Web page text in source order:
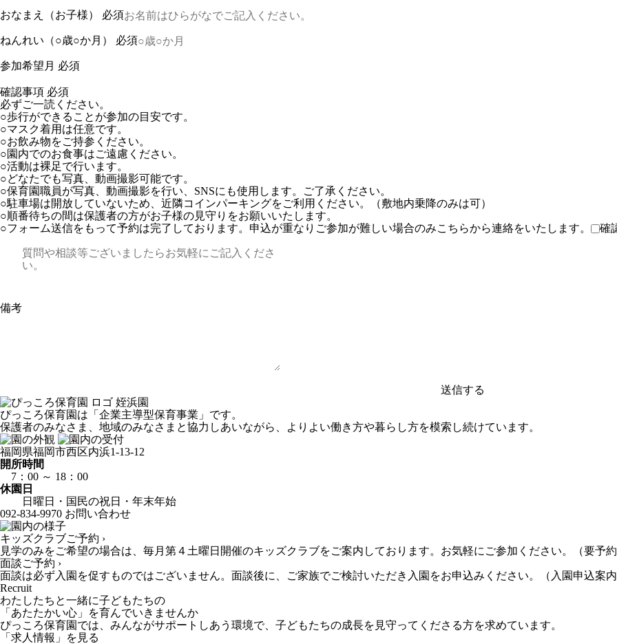
おなまえ（お子様） 必須
ねんれい（○歳○か月） 必須
参加希望月 必須
確認事項 必須
必ずご一読ください。
○歩行ができることが参加の目安です。
○マスク着用は任意です。
○お飲み物をご持参ください。
○園内でのお食事はご遠慮ください。
○活動は裸足で行います。
○どなたでも写真、動画撮影可能です。
○保育園職員が写真、動画撮影を行い、SNSにも使用します。ご了承ください。
○駐車場は開放していないため、近隣コインパーキングをご利用ください。（敷地内乗降のみは可）
○順番待ちの間は保護者の方がお子様の見守りをお願いいたします。
○フォーム送信をもって予約は完了しております。申込が重なりご参加が難しい場合のみこちらから連絡をいたします。
確
備考
姪浜園
ぴっころ保育園は「企業主導型保育事業」です。
保護者のみなさま、地域のみなさまと協力しあいながら、よりよい働き方や暮らし方を模索し続けています。
福岡県福岡市西区内浜1-13-12
開所時間
7：00 ～ 18：00
休園日
日曜日・国民の祝日・年末年始
092-834-9970 お問い合わせ
キッズクラブご予約 ›
見学のみをご希望の場合は、毎月第４土曜日開催のキッズクラブをご案内しております。お気軽にご参加ください。（要予約
面談ご予約 ›
面談は必ず入園を促すものではございません。面談後に、ご家族でご検討いただき入園をお申込みください。（入園申込案
Recruit
わたしたちと一緒に子どもたちの
「あたたかい心」を育んでいきませんか
ぴっころ保育園では、みんながサポートしあう環境で、子どもたちの成長を見守ってくださる方を求めています。
「求人情報」を見る